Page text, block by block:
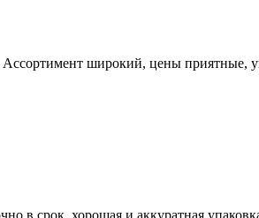
широкий, цены приятные,
в срок, хорошая и аккуратная